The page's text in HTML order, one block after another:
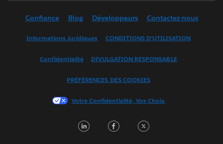
English (UK)
Français (Canada)
한국어
Português
Confiance Blog Développeurs Contactez-nous
Informations Juridiques CONDITIONS D'UTILISATION
Confidentialité DIVULGATION RESPONSABLE
PRÉFÉRENCES DES COOKIES
Votre Confidentialité, Vos Choix
LinkedInFacebook